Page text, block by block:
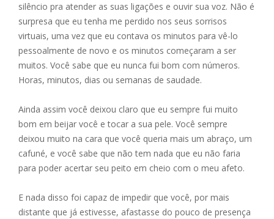
silêncio pra atender as suas ligações e ouvir sua voz. Não é
surpresa que eu tenha me perdido nos seus sorrisos
virtuais, uma vez que eu contava os minutos para vê-lo
pessoalmente de novo e os minutos começaram a ser
muitos. Você sabe que eu nunca fui bom com números.
Horas, minutos, dias ou semanas de saudade.
Ainda assim você deixou claro que eu sempre fui muito
bom em beijar você e tocar a sua pele. Você sempre
deixou muito na cara que você queria mais um abraço, um
cafuné, e você sabe que não tem nada que eu não faria
para poder acertar seu peito em cheio com o meu afeto.
E nada disso foi capaz de impedir que você, por mais
distante que já estivesse, afastasse do pouco de presença